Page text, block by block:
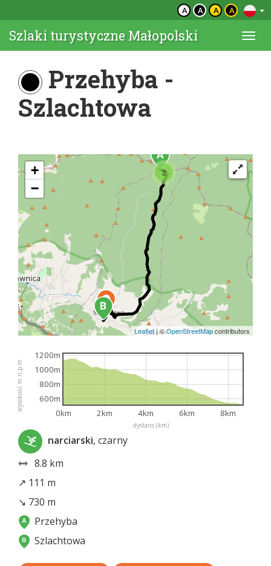
A A A A
Szlaki turystyczne Małopolski
Przehyba -
Szlachtowa
2
+
−
Leaflet|©OpenStreetMapcontributors
dystans (km)
wysokość m n.p.m.
0km 2km 4km 6km 8km
600m
800m
1000m
1200m
narciarski, czarny
8.8 km
↗ 111 m
↘ 730 m
Przehyba
Szlachtowa